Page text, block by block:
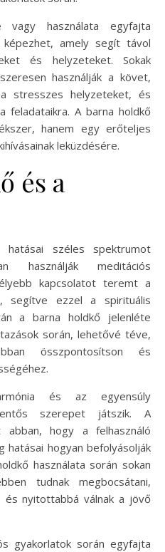
használata egyfajta
amely segít távol
és helyzeteket. Sokak
használják a követ,
stresszes helyzeteket, és
feladataikra. A barna holdkő
hanem egy erőteljes
leküzdésére.
és a
széles spektrumot
meditációs
kapcsolatot teremt a
ezzel a spirituális
a barna holdkő jelenléte
során, lehetővé téve,
összpontosítson és
és az egyensúly
szerepet játszik. A
hogy a felhasználó
hatásai hogyan befolyásolják
használata során sokan
tudnak megbocsátani,
és nyitottabbá válnak a jövő
gyakorlatok során egyfajta